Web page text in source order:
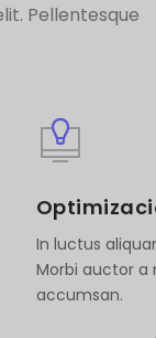
Pellentesque
In luctus
Morbi auctor a
accumsan.